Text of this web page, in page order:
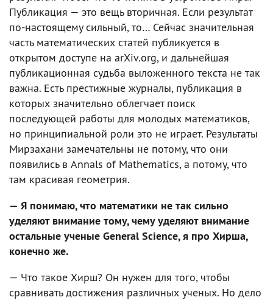
Публикация — это вещь вторичная. Если результат
по-настоящему сильный, то… Сейчас значительная
часть математических статей публикуется в
открытом доступе на arXiv.org, и дальнейшая
публикационная судьба выложенного текста не так
важна. Есть престижные журналы, публикация в
которых значительно облегчает поиск
последующей работы для молодых математиков,
но принципиальной роли это не играет. Результаты
Мирзахани замечательны не потому, что они
появились в Annals of Mathematics, а потому, что
там красивая геометрия.
— Я понимаю, что математики не так сильно
уделяют внимание тому, чему уделяют внимание
остальные ученые General Science, я про Хирша,
конечно же.
— Что такое Хирш? Он нужен для того, чтобы
сравнивать достижения различных ученых. Но дело